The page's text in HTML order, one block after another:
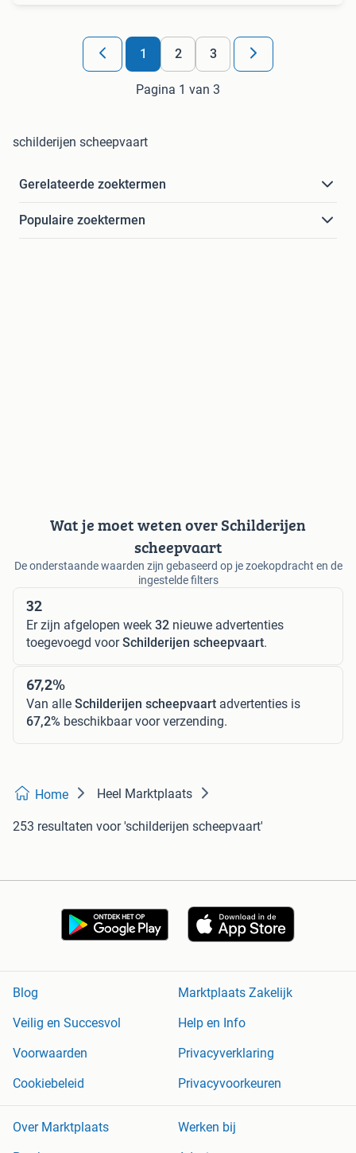
1 2 3
Pagina 1 van 3
schilderijen scheepvaart
Gerelateerde zoektermen
Populaire zoektermen
Wat je moet weten over Schilderijen
scheepvaart
De onderstaande waarden zijn gebaseerd op je zoekopdracht en de
ingestelde filters
32
Er zijn afgelopen week 32 nieuwe advertenties
toegevoegd voorSchilderijen scheepvaart.
67,2%
Van alle Schilderijen scheepvaart advertenties is
67,2% beschikbaar voor verzending.
Home Heel Marktplaats
253 resultaten voor 'schilderijen scheepvaart'
Blog
Marktplaats Zakelijk
Veilig en Succesvol
Help en Info
Voorwaarden
Privacyverklaring
Cookiebeleid
Privacyvoorkeuren
Over Marktplaats
Werken bij